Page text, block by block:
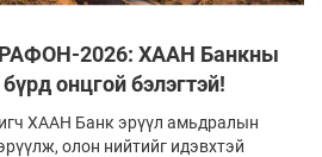
2026: ХААН Банкны
онцгой бэлэгтэй!
ХААН Банк эрүүл амьдралын
олон нийтийг идэвхтэй